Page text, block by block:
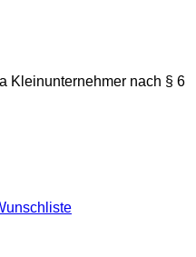
Kleinunternehmer nach § 6